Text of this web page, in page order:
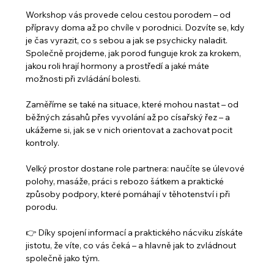
Workshop vás provede celou cestou porodem – od
přípravy doma až po chvíle v porodnici. Dozvíte se, kdy
je čas vyrazit, co s sebou a jak se psychicky naladit.
Společně projdeme, jak porod funguje krok za krokem,
jakou roli hrají hormony a prostředí a jaké máte
možnosti při zvládání bolesti.
Zaměříme se také na situace, které mohou nastat – od
běžných zásahů přes vyvolání až po císařský řez – a
ukážeme si, jak se v nich orientovat a zachovat pocit
kontroly.
Velký prostor dostane role partnera: naučíte se úlevové
polohy, masáže, práci s rebozo šátkem a praktické
způsoby podpory, které pomáhají v těhotenství i při
porodu.
👉 Díky spojení informací a praktického nácviku získáte
jistotu, že víte, co vás čeká – a hlavně jak to zvládnout
společně jako tým.